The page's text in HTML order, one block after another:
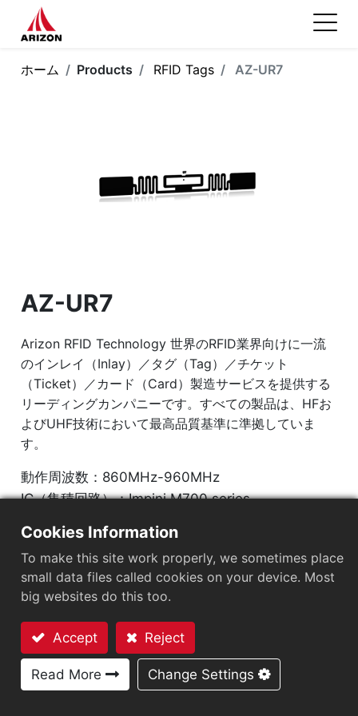
ホーム Products RFID Tags AZ-UR7
AZ-UR7
Arizon RFID Technology 世界のRFID業界向けに一流
のインレイ（Inlay）／タグ（Tag）／チケット
（Ticket）／カード（Card）製造サービスを提供する
リーディングカンパニーです。すべての製品は、HFお
よびUHF技術において最高品質基準に準拠していま
す。
動作周波数：860MHz-960MHz
IC（集積回路）：Impinj M700 series
63
市場セグメント：物流および郵便
アンテナサイズ（mm） ： 95x8
EPCメモリ ：128 bits/96 bits
お問い合わせ
Cookies Information
To make this site work properly, we sometimes place
small data files called cookies on your device. Most
big websites do this too.
Accept Reject
Read More Change Settings